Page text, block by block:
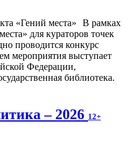
В рамках
для кураторов точек
проводится конкурс
мероприятия выступает
Федерации,
библиотека.
– 2026 12+